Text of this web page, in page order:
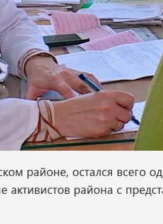
районе, остался всего
активистов района с